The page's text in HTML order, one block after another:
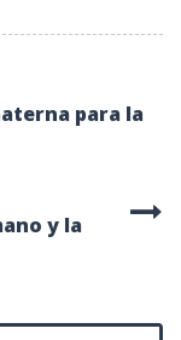
para la
y la